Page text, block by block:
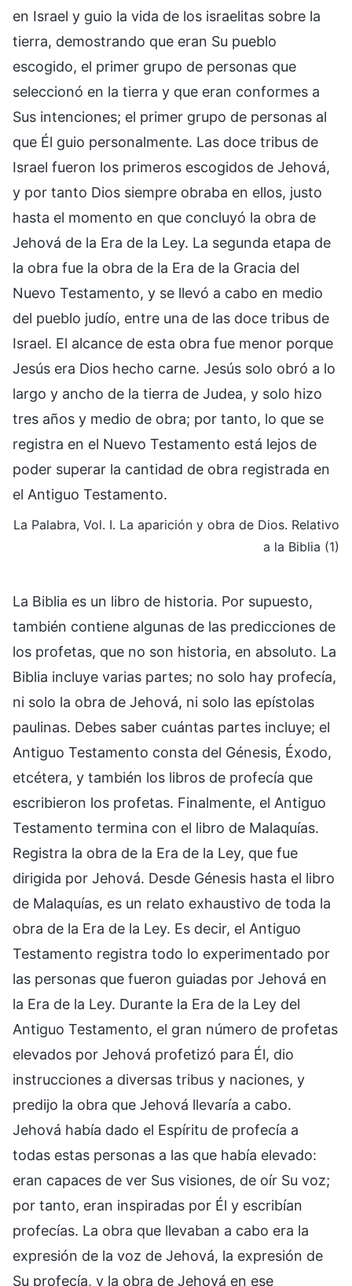
en Israel y guio la vida de los israelitas sobre la
tierra, demostrando que eran Su pueblo
escogido, el primer grupo de personas que
seleccionó en la tierra y que eran conformes a
Sus intenciones; el primer grupo de personas al
que Él guio personalmente. Las doce tribus de
Israel fueron los primeros escogidos de Jehová,
y por tanto Dios siempre obraba en ellos, justo
hasta el momento en que concluyó la obra de
Jehová de la Era de la Ley. La segunda etapa de
la obra fue la obra de la Era de la Gracia del
Nuevo Testamento, y se llevó a cabo en medio
del pueblo judío, entre una de las doce tribus de
Israel. El alcance de esta obra fue menor porque
Jesús era Dios hecho carne. Jesús solo obró a lo
largo y ancho de la tierra de Judea, y solo hizo
tres años y medio de obra; por tanto, lo que se
registra en el Nuevo Testamento está lejos de
poder superar la cantidad de obra registrada en
el Antiguo Testamento.
La Palabra, Vol. I. La aparición y obra de Dios. Relativo
a la Biblia (1)
La Biblia es un libro de historia. Por supuesto,
también contiene algunas de las predicciones de
los profetas, que no son historia, en absoluto. La
Biblia incluye varias partes; no solo hay profecía,
ni solo la obra de Jehová, ni solo las epístolas
paulinas. Debes saber cuántas partes incluye; el
Antiguo Testamento consta del Génesis, Éxodo,
etcétera, y también los libros de profecía que
escribieron los profetas. Finalmente, el Antiguo
Testamento termina con el libro de Malaquías.
Registra la obra de la Era de la Ley, que fue
dirigida por Jehová. Desde Génesis hasta el libro
de Malaquías, es un relato exhaustivo de toda la
obra de la Era de la Ley. Es decir, el Antiguo
Testamento registra todo lo experimentado por
las personas que fueron guiadas por Jehová en
la Era de la Ley. Durante la Era de la Ley del
Antiguo Testamento, el gran número de profetas
elevados por Jehová profetizó para Él, dio
instrucciones a diversas tribus y naciones, y
predijo la obra que Jehová llevaría a cabo.
Jehová había dado el Espíritu de profecía a
todas estas personas a las que había elevado:
eran capaces de ver Sus visiones, de oír Su voz;
por tanto, eran inspiradas por Él y escribían
profecías. La obra que llevaban a cabo era la
expresión de la voz de Jehová, la expresión de
Su profecía, y la obra de Jehová en ese